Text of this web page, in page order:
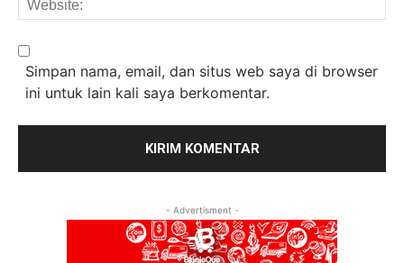
Simpan nama, email, dan situs web saya di browser
ini untuk lain kali saya berkomentar.
- Advertisment -